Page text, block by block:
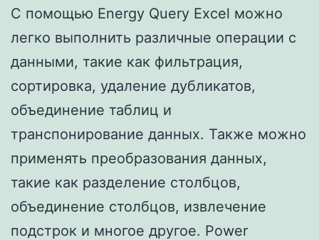
С помощью Energy Query Excel можно
легко выполнить различные операции с
данными, такие как фильтрация,
сортировка, удаление дубликатов,
объединение таблиц и
транспонирование данных. Также можно
применять преобразования данных,
такие как разделение столбцов,
объединение столбцов, извлечение
подстрок и многое другое. Power